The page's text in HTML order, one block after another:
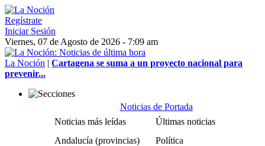
Regístrate
Iniciar Sesión
Viernes, 07 de Agosto de 2026 - 7:09 am
La Noción | Cartagena se suma a un proyecto nacional para
prevenir...
Noticias de Portada
Noticias más leídas
Últimas noticias
Andalucía (provincias)
Política